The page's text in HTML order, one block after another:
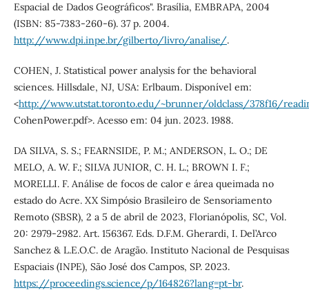
Espacial de Dados Geográficos". Brasília, EMBRAPA, 2004
(ISBN: 85-7383-260-6). 37 p. 2004.
http://www.dpi.inpe.br/gilberto/livro/analise/.
COHEN, J. Statistical power analysis for the behavioral
sciences. Hillsdale, NJ, USA: Erlbaum. Disponível em:
<http://www.utstat.toronto.edu/~brunner/oldclass/378f16/
CohenPower.pdf>. Acesso em: 04 jun. 2023. 1988.
DA SILVA, S. S.; FEARNSIDE, P. M.; ANDERSON, L. O.; DE
MELO, A. W. F.; SILVA JUNIOR, C. H. L.; BROWN I. F.;
MORELLI. F. Análise de focos de calor e área queimada no
estado do Acre. XX Simpósio Brasileiro de Sensoriamento
Remoto (SBSR), 2 a 5 de abril de 2023, Florianópolis, SC, Vol.
20: 2979-2982. Art. 156367. Eds. D.F.M. Gherardi, I. Del’Arco
Sanchez & L.E.O.C. de Aragão. Instituto Nacional de Pesquisas
Espaciais (INPE), São José dos Campos, SP. 2023.
https://proceedings.science/p/164826?lang=pt-br.